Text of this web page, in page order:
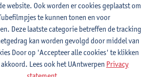
1E SEM
Verhaert
Stef Jacobs
Matbouli
Willem Vandenhove
Van Thillo
website. Ook worden er cookies geplaatst om
te kunnen tonen en voor
Deze laatste categorie betreffen de tracking
kan worden gevolgd door middel van
Door op 'Accepteer alle cookies' te klikken
Lees ook het UAntwerpen Privacy